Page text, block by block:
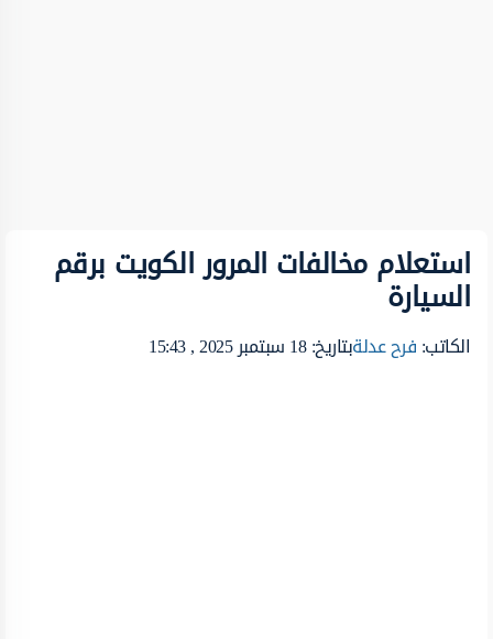
استعلام مخالفات المرور الكويت برقم
السيارة
الكاتب:فرح عدلةبتاريخ: 18 سبتمبر 2025 , 15:43